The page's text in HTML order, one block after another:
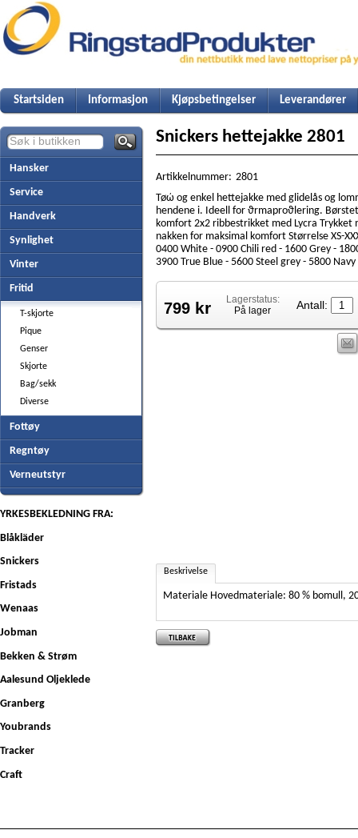
Startsiden Informasjon Kjøpsbetingelser Leverandører
Hansker
Service
Handverk
Synlighet
Vinter
Fritid
T-skjorte
Pique
Genser
Skjorte
Bag/sekk
Diverse
Fottøy
Regntøy
Verneutstyr
YRKESBEKLEDNING FRA:
Blåkläder
Snickers
Fristads
Wenaas
Jobman
Bekken & Strøm
Aalesund Oljeklede
Granberg
Youbrands
Tracker
Craft
Snickers hettejakke 2801
Artikkelnummer: 2801
Tøώ og enkel hettejakke med glidelås og
hendene i. Ideell for ϑrmaproϑlering.
komfort 2x2 ribbestrikket med Lycra Trykket
nakken for maksimal komfort Størrelse XS-
0400 White - 0900 Chili red - 1600 Grey -
3900 True Blue - 5600 Steel grey - 5800 Navy
799 kr
Lagerstatus:
På lager
Antall:
Beskrivelse
Materiale Hovedmateriale: 80 % bomull,